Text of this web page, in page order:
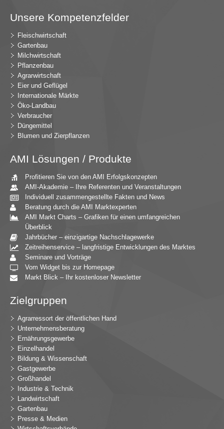
Unsere Kompetenzfelder
Fleischwirtschaft
Gartenbau
Milchwirtschaft
Pflanzenbau
Agrarwirtschaft
Eier und Geflügel
Internationale Märkte
Öko-Landbau
Verbraucher
Düngemittel
Blumen und Zierpflanzen
AMI Lösungen / Produkte
Profitieren Sie von den AMI Erfolgskonzepten
AMI-Akademie – Ihre Referenten und Veranstaltungen
Individuell zusammengestellte Fakten und News
Beratung durch die AMI Marktexperten
AMI Markt Charts – Grafiken für einen umfangreichen
Überblick
Jahrbücher – einzigartige Nachschlagewerke
Zeitreihenservice – langfristige Entwicklungen des Marktes
Seminare und Vorträge
Vom Widget bis zur Homepage
Markt Blick – Ihr kostenloser Newsletter
Zielgruppen
Agrarressort der öffentlichen Hand
Unternehmensberatung
Ernährungsgewerbe
Einzelhandel
Bildung & Wissenschaft
Gastgewerbe
Großhandel
Industrie & Technik
Landwirtschaft
Gartenbau
Presse & Medien